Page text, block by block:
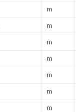
m
m
m
m
m
m
m